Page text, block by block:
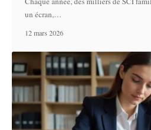
un écran,…
12 mars 2026